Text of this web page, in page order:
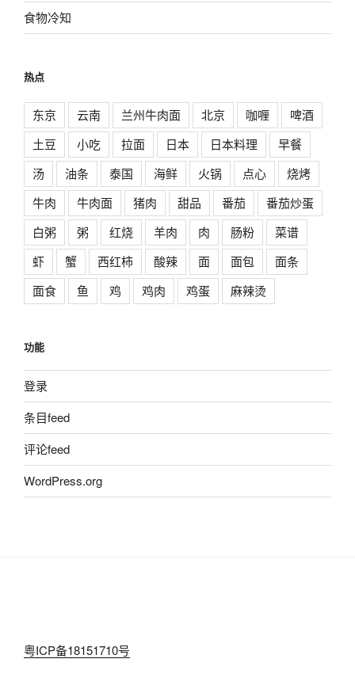
食物冷知
热点
东京 云南 兰州牛肉面 北京 咖喱
啤酒
土豆
小吃 拉面 日本 日本料理
早餐
汤
油条 泰国 海鲜 火锅 点心
烧烤
牛肉
牛肉面 猪肉 甜品 番茄
番茄炒蛋
白粥
粥 红烧 羊肉 肉 肠粉
菜谱
虾
蟹 西红柿 酸辣 面 面包
面条
面食
鱼 鸡 鸡肉 鸡蛋 麻辣烫
功能
登录
条目feed
评论feed
WordPress.org
粤ICP备18151710号